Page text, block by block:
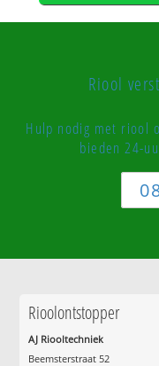
Riool
Hulp nodig met riool
bieden 24-
Rioolontstopper
AJ Riooltechniek
Beemsterstraat 52